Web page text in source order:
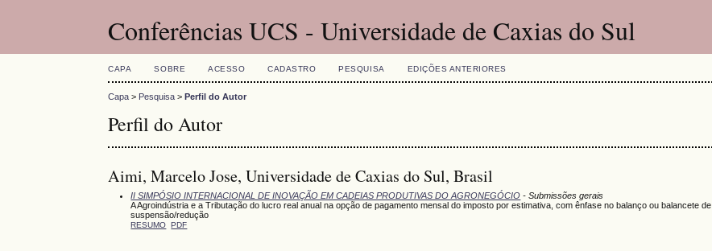
Conferências UCS - Universidade de Caxias do Sul
CAPA SOBRE ACESSO CADASTRO PESQUISA EDIÇÕES ANTERIORES
Capa > Pesquisa >Perfil do Autor
Perfil do Autor
Aimi, Marcelo Jose, Universidade de Caxias do Sul, Brasil
II SIMPÓSIO INTERNACIONAL DE INOVAÇÃO EM CADEIAS PRODUTIVAS DO AGRONEGÓCIO - Submissões gerais
A Agroindústria e a Tributação do lucro real anual na opção de pagamento mensal do imposto por estimativa, com ênfase no balanço ou balancete de
suspensão/redução
RESUMO PDF